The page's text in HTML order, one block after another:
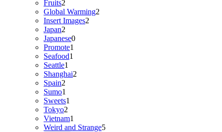
Fruits2
Global Warming2
Insert Images2
Japan2
Japanese0
Promote1
Seafood1
Seattle1
Shanghai2
Spain2
Sumo1
Sweets1
Tokyo2
Vietnam1
Weird and Strange5